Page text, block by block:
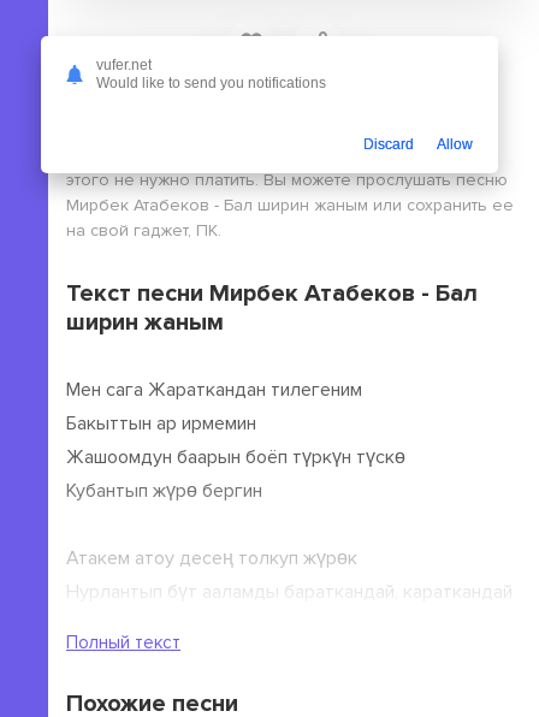
выполнения регистрации, в высоком качестве, для
этого не нужно платить. Вы можете прослушать песню
Мирбек Атабеков - Бал ширин жаным или сохранить ее
на свой гаджет, ПК.
Текст песни Мирбек Атабеков - Бал
ширин жаным
Мен сага Жараткандан тилегеним
Бакыттын ар ирмемин
Жашоомдун баарын боёп түркүн түскө
Кубантып жүрө бергин
Атакем атоу десең толкуп жүрөк
Нурлантып бүт ааламды бараткандай, караткандай
Бүт өмүрүм баарын
Полный текст
Похожие песни
vufer.net
Would like to send you notifications
Discard Allow